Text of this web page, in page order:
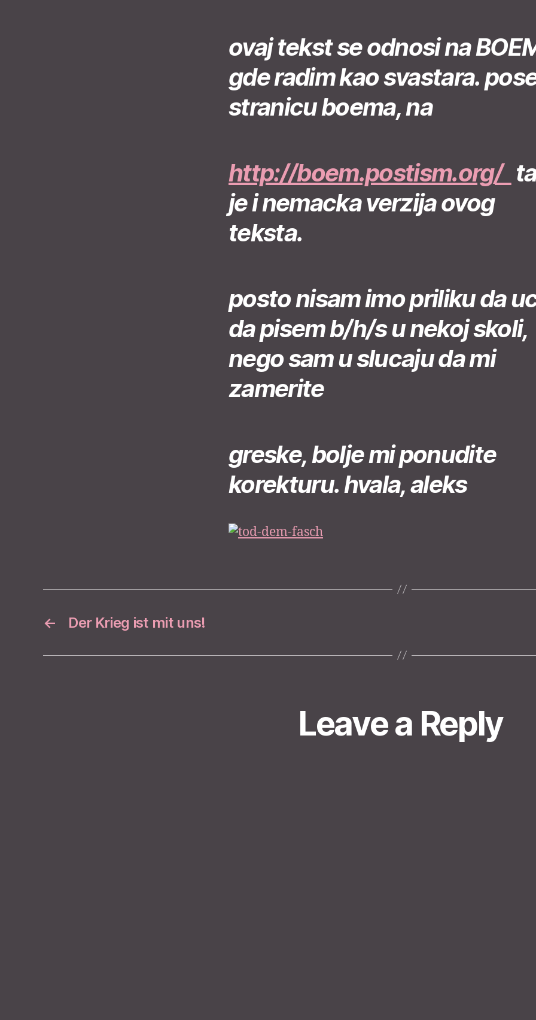
ovaj tekst se odnosi na
gde radim kao svastara.
stranicu boema, na
http://boem.postism.org/
je i nemacka verzija ovog
teksta.
posto nisam imo priliku da
da pisem b/h/s u nekoj skoli,
nego sam u slucaju da mi
zamerite
greske, bolje mi ponudite
korekturu. hvala, aleks
← Der Krieg ist mit uns!
Leave a Reply